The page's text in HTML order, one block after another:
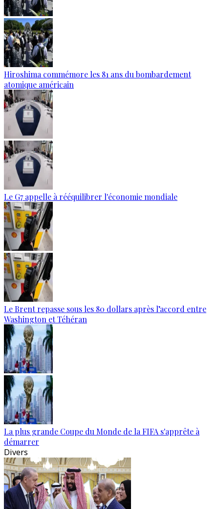
Hiroshima commémore les 81 ans du bombardement
atomique américain
Le G7 appelle à rééquilibrer l'économie mondiale
Le Brent repasse sous les 80 dollars après l’accord entre
Washington et Téhéran
La plus grande Coupe du Monde de la FIFA s'apprête à
démarrer
Divers